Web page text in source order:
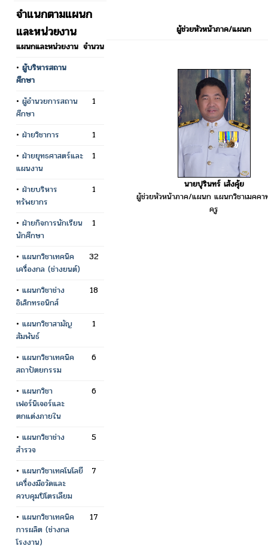
จำแนกตามแผนก
และหน่วยงาน
แผนกและหน่วยงาน จำนวน
• ผู้บริหารสถาน
ศึกษา
• ผู้อำนวยการสถาน
ศึกษา
1
• ฝ่ายวิชาการ
1
• ฝ่ายยุทธศาสตร์และ
แผนงาน
1
• ฝ่ายบริหาร
ทรัพยากร
1
• ฝ่ายกิจการนักเรียน
นักศึกษา
1
• แผนกวิชาเทคนิค
เครื่องกล (ช่างยนต์)
32
• แผนกวิชาช่าง
อิเล็กทรอนิกส์
18
• แผนกวิชาสามัญ
สัมพันธ์
1
• แผนกวิชาเทคนิค
สถาปัตยกรรม
6
• แผนกวิชา
เฟอร์นิเจอร์และ
ตกแต่งภายใน
6
• แผนกวิชาช่าง
สำรวจ
5
• แผนกวิชาเทคโนโลยี
เครื่องมือวัดและ
ควบคุมปิโตรเลียม
7
• แผนกวิชาเทคนิค
การผลิต (ช่างกล
โรงงาน)
17
ผู้ช่วยหัวหน้าภาค/แผนก
นายปุรินทร์ เส้งคุ้ย
ผู้ช่วยหัวหน้าภาค/แผนก แผนกวิชาเมคคา
ครู